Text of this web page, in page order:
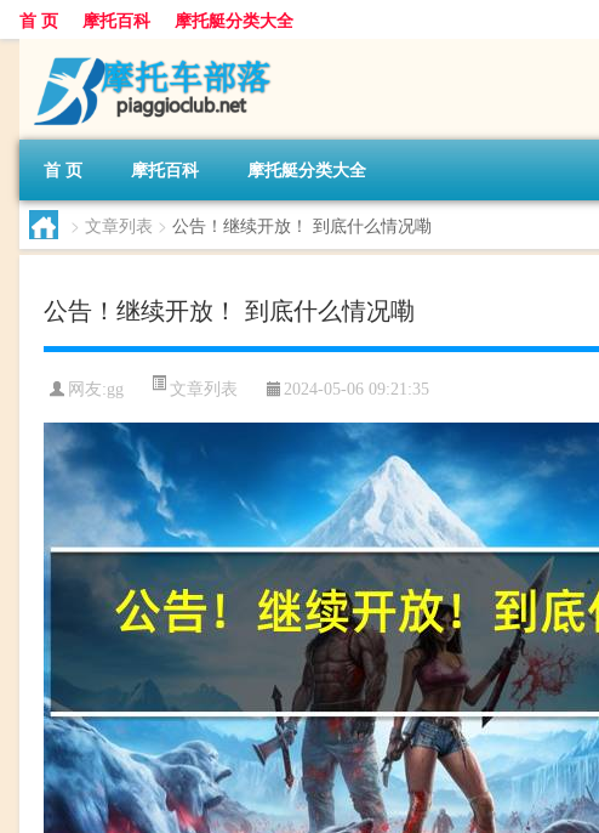
首 页 摩托百科 摩托艇分类大全
首 页 摩托百科 摩托艇分类大全
> 文章列表 > 公告！继续开放！ 到底什么情况嘞
公告！继续开放！ 到底什么情况嘞
网友:gg 文章列表 2024-05-06 09:21:35